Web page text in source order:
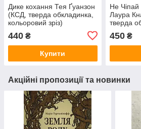
Дике кохання Тея Ґуанзон
(КСД, тверда обкладинка,
кольоровий зріз)
440 ₴
Купити
Не Чіпай
Лаура
тверда
450₴
Акційні пропозиції та новинки